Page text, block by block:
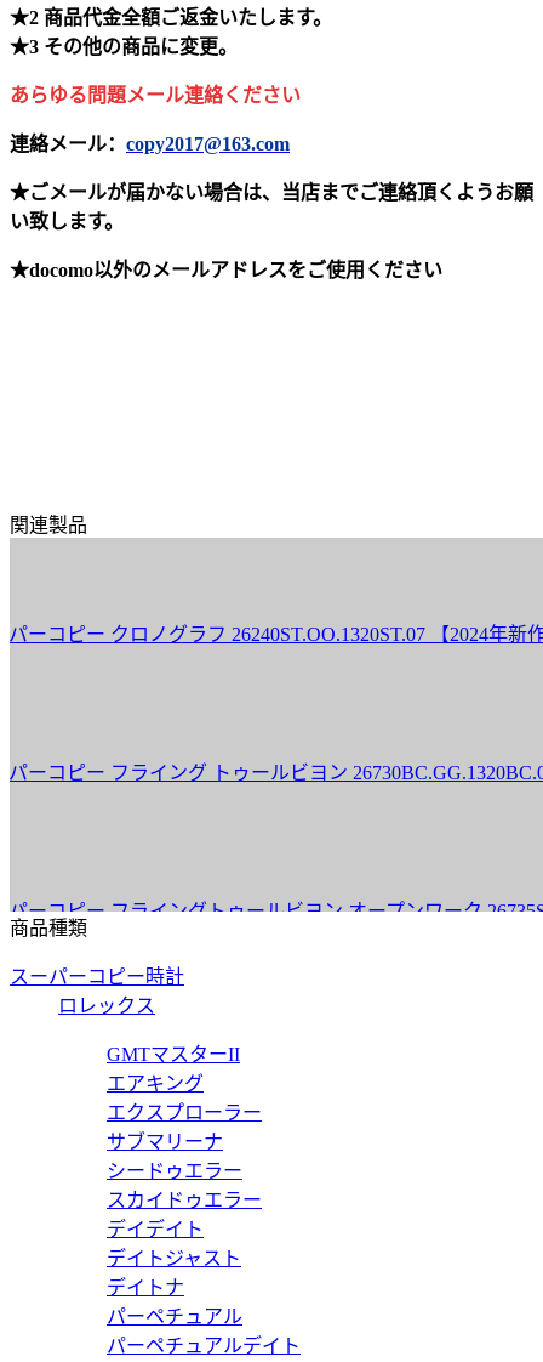
★2 商品代金全額ご返金いたします。
★3 その他の商品に変更。
あらゆる問題メール連絡ください
連絡メール： copy2017@163.com
★ごメールが届かない場合は、当店までご連絡頂くようお願
い致します。
★docomo以外のメールアドレスをご使用ください
関連製品
ピー クロノグラフ 26240ST.OO.1320ST.07 【2024年新作】
ピー フライング トゥールビヨン 26730BC.GG.1320BC.01
ピー フライングトゥールビヨン オープンワーク
ー 37mm 15450SR.OO.1256SR.01 【2022年新作】
ピー クロノ 38mm ブティック 26315ST.OO.1256ST.01 【
ー 67651SR.ZZ.1261SR.01 【2022年新作】
商品種類
スーパーコピー時計
ロレックス
GMTマスターII
エアキング
エクスプローラー
サブマリーナ
シードゥエラー
スカイドゥエラー
デイデイト
デイトジャスト
デイトナ
パーペチュアル
パーペチュアルデイト